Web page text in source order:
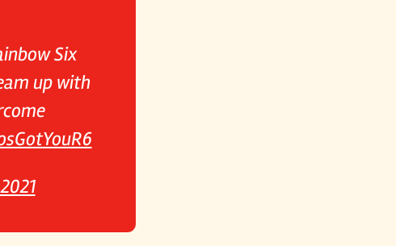
Six
up with